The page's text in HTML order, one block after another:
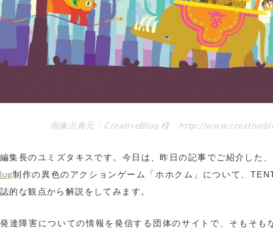
画像出典元：CreativeBloq 様 http://
編集長のユミズタキスです。今日は、昨日の記事でご紹介した、
lug制作の異色のアクションゲーム「ホホクム」について、
誌的な観点から解説をしてみます。
発達障害についての情報を発信する団体のサイトで、そもそも